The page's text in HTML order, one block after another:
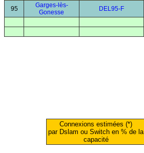
95
Garges-lès-
Gonesse
DEL95-F
Connexions estimées (*)
par Dslam ou Switch en % de la
capacité